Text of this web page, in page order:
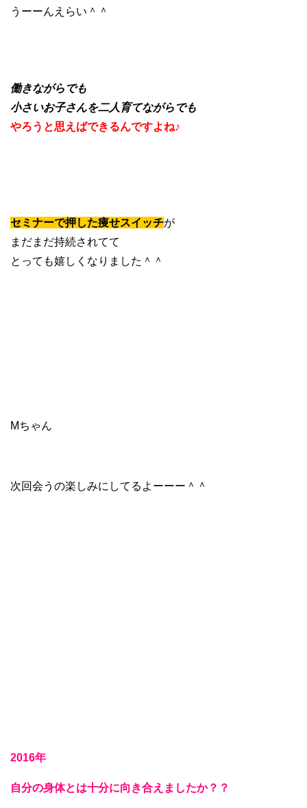
うーーんえらい＾＾
働きながらでも
小さいお子さんを二人育てながらでも
やろうと思えばできるんですよね♪
セミナーで押した痩せスイッチが
まだまだ持続されてて
とっても嬉しくなりました＾＾
Mちゃん
次回会うの楽しみにしてるよーーー＾＾
2016年
自分の身体とは十分に向き合えましたか？？